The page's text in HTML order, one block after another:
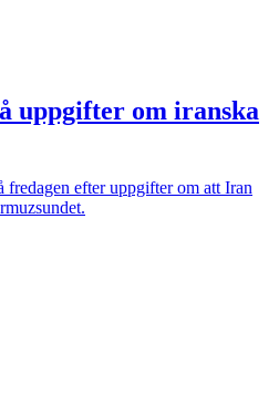
uppgifter om iranska
fredagen efter uppgifter om att Iran